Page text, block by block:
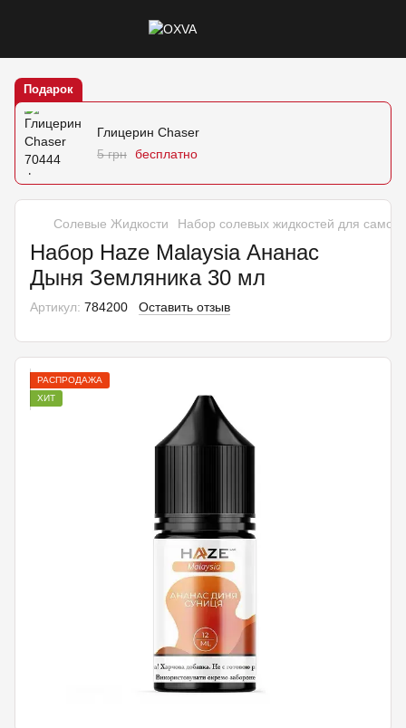
Подарок
Глицерин Chaser
5 грн бесплатно
Солевые Жидкости Набор солевых жидкостей для
Набор Haze Malaysia Ананас
Дыня Земляника 30 мл
Артикул: 784200 Оставить отзыв
РАСПРОДАЖА
ХИТ